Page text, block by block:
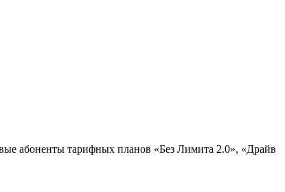
абоненты тарифных планов «Без Лимита 2.0», «Драйв